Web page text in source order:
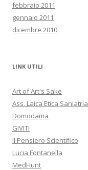
febbraio 2011
gennaio 2011
dicembre 2010
LINK UTILI
Art of Art's Sake
Ass. Laica Etica Saniatria
Domodama
GIVITI
Il Pensiero Scientifico
Lucia Fontanella
MedHunt